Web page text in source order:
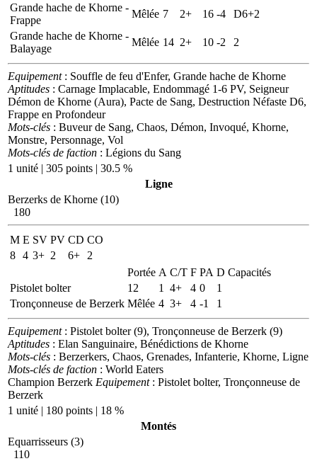
Grande hache de Khorne -
Frappe
Mêlée 7 2+ 16 -4
D6+2
Grande hache de Khorne -
Balayage
Mêlée 14 2+ 10 -2 2
Equipement: Souffle de feu d'Enfer, Grande hache de Khorne
Aptitudes : Carnage Implacable, Endommagé 1-6 PV, Seigneur
Démon de Khorne (Aura), Pacte de Sang, Destruction Néfaste D6,
Frappe en Profondeur
Mots-clés : Buveur de Sang, Chaos, Démon, Invoqué, Khorne,
Monstre, Personnage, Vol
Mots-clés de faction : Légions du Sang
1 unité | 305 points | 30.5 %
Ligne
Berzerks de Khorne (10)
180
M E SV PV CD CO
8 4 3+ 2 6+
2
Portée A C/T F PA D Capacités
Pistolet bolter
12 1 4+ 4 0
1
Tronçonneuse de Berzerk Mêlée 4 3+ 4 -1 1
Equipement: Pistolet bolter (9), Tronçonneuse de Berzerk (9)
Aptitudes : Elan Sanguinaire, Bénédictions de Khorne
Mots-clés : Berzerkers, Chaos, Grenades, Infanterie, Khorne, Ligne
Mots-clés de faction : World Eaters
Champion Berzerk Equipement: Pistolet bolter, Tronçonneuse de
Berzerk
1 unité | 180 points | 18 %
Montés
Equarrisseurs (3)
110